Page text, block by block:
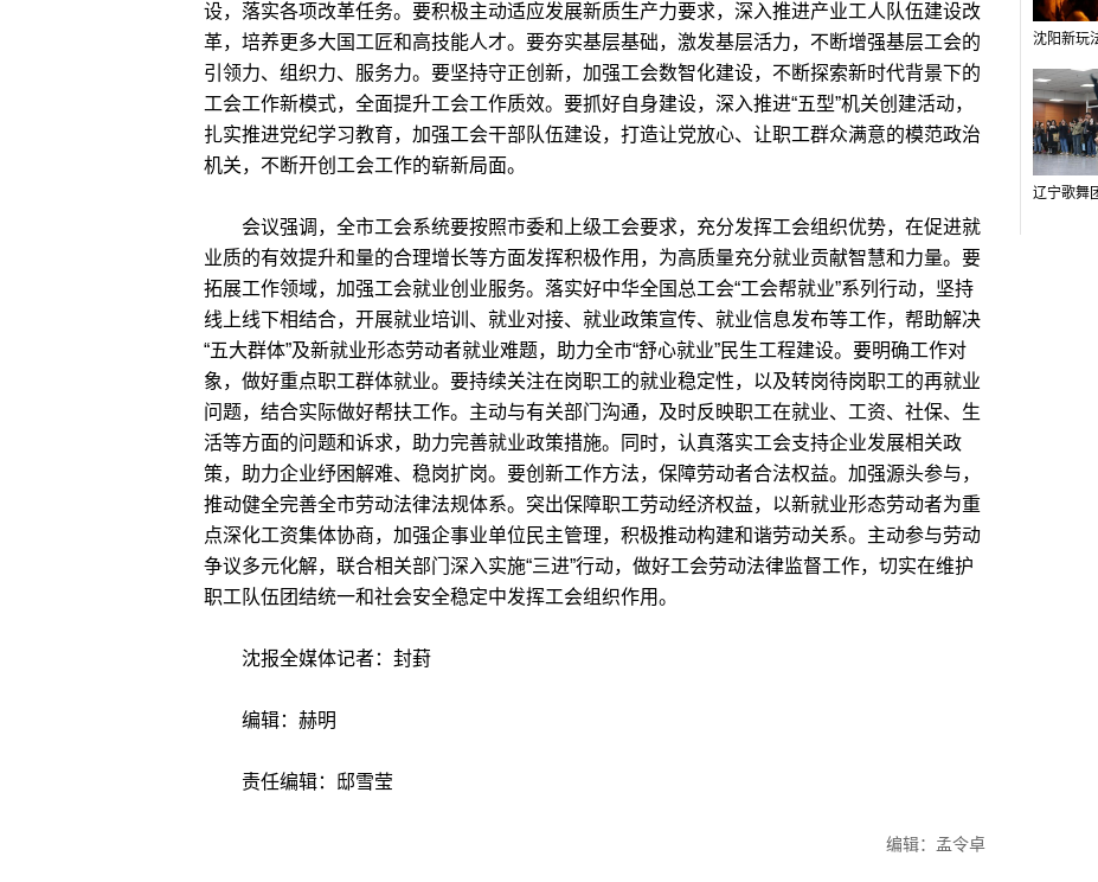
设，落实各项改革任务。要积极主动适应发展新质生产力要求，深入推进产业工人队伍建设改
革，培养更多大国工匠和高技能人才。要夯实基层基础，激发基层活力，不断增强基层工会的
引领力、组织力、服务力。要坚持守正创新，加强工会数智化建设，不断探索新时代背景下的
工会工作新模式，全面提升工会工作质效。要抓好自身建设，深入推进“五型”机关创建活动，
扎实推进党纪学习教育，加强工会干部队伍建设，打造让党放心、让职工群众满意的模范政治
机关，不断开创工会工作的崭新局面。
会议强调，全市工会系统要按照市委和上级工会要求，充分发挥工会组织优势，在促进就
业质的有效提升和量的合理增长等方面发挥积极作用，为高质量充分就业贡献智慧和力量。要
拓展工作领域，加强工会就业创业服务。落实好中华全国总工会“工会帮就业”系列行动，坚持
线上线下相结合，开展就业培训、就业对接、就业政策宣传、就业信息发布等工作，帮助解决
“五大群体”及新就业形态劳动者就业难题，助力全市“舒心就业”民生工程建设。要明确工作对
象，做好重点职工群体就业。要持续关注在岗职工的就业稳定性，以及转岗待岗职工的再就业
问题，结合实际做好帮扶工作。主动与有关部门沟通，及时反映职工在就业、工资、社保、生
活等方面的问题和诉求，助力完善就业政策措施。同时，认真落实工会支持企业发展相关政
策，助力企业纾困解难、稳岗扩岗。要创新工作方法，保障劳动者合法权益。加强源头参与，
推动健全完善全市劳动法律法规体系。突出保障职工劳动经济权益，以新就业形态劳动者为重
点深化工资集体协商，加强企事业单位民主管理，积极推动构建和谐劳动关系。主动参与劳动
争议多元化解，联合相关部门深入实施“三进”行动，做好工会劳动法律监督工作，切实在维护
职工队伍团结统一和社会安全稳定中发挥工会组织作用。
沈报全媒体记者：封葑
编辑：赫明
责任编辑：邸雪莹
编辑：孟令卓